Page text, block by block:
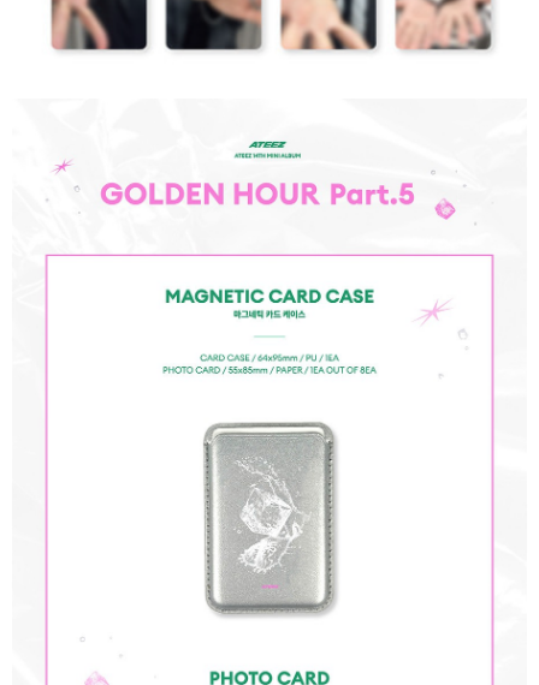
時審查核予不同之上限額度；若仍有額度不足之情形，本公司將視審查結果
請求用戶進行身份認證。
５．嚴禁一人註冊多個帳號或使用他人資訊註冊。若發現惡意使用之情形，
亞洲國家/地區配送 查看運費